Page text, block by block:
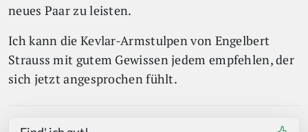
neues Paar zu leisten.
Ich kann die Kevlar-Armstulpen von Engelbert
Strauss mit gutem Gewissen jedem empfehlen, der
sich jetzt angesprochen fühlt.